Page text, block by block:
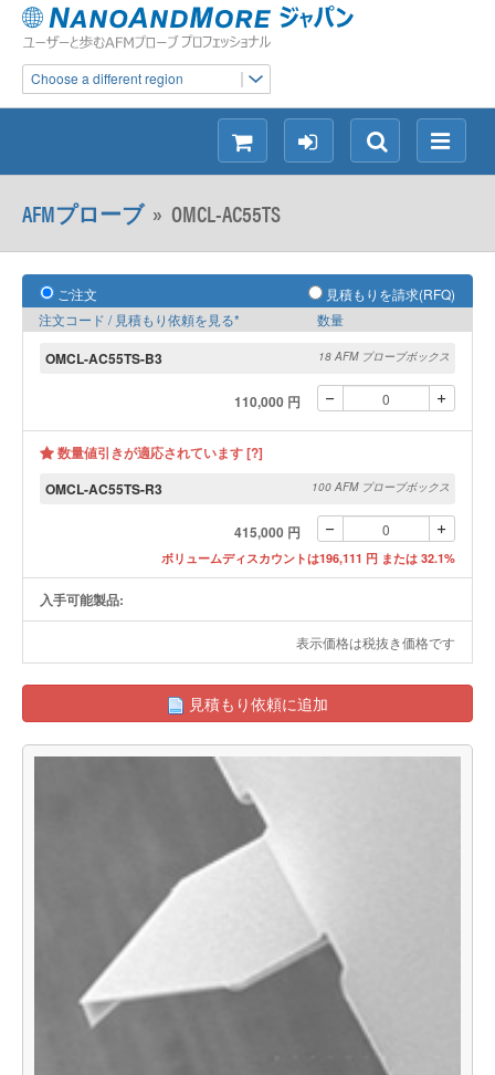
Choose a different region
メ
ニ
検
索
ロ
グ
シ
ョ
ッ
ン
AFMプローブ» OMCL-AC55TS
ご注文
見積もりを請求(RFQ)
注文コード / 見積もり依頼を見る*
数量
OMCL-AC55TS-B3 18 AFM プローブボックス
110,000 円
数量値引きが適応されています [?]
OMCL-AC55TS-R3
100 AFM プローブボックス
415,000 円
ボリュームディスカウントは196,111 円 または 32.1%
入手可能製品:
表示価格は税抜き価格です
見積もり依頼に追加